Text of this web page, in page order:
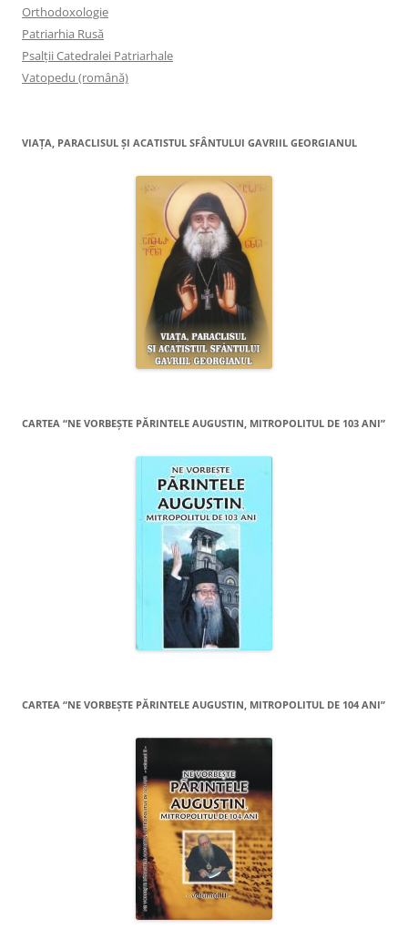
Orthodoxologie
Patriarhia Rusă
Psalţii Catedralei Patriarhale
Vatopedu (română)
VIAŢA, PARACLISUL ŞI ACATISTUL SFÂNTULUI GAVRIIL GEORGIANUL
CARTEA “NE VORBEŞTE PĂRINTELE AUGUSTIN, MITROPOLITUL DE 103 ANI”
CARTEA “NE VORBEŞTE PĂRINTELE AUGUSTIN, MITROPOLITUL DE 104 ANI”